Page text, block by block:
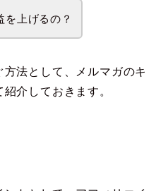
を上げるの？
法として、メルマガのキ
介しておきます。